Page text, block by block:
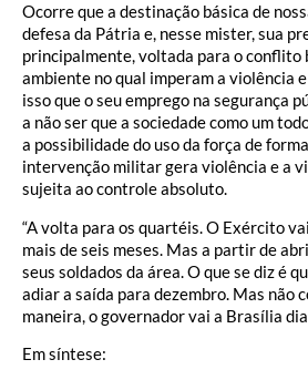
Ocorre que a destinação básica de
defesa da Pátria e, nesse mister, sua
principalmente, voltada para o conflito
ambiente no qual imperam a violência
isso que o seu emprego na segurança
a não ser que a sociedade como um
a possibilidade do uso da força de
intervenção militar gera violência e a
sujeita ao controle absoluto.
“A volta para os quartéis. O Exército
mais de seis meses. Mas a partir de
seus soldados da área. O que se diz é
adiar a saída para dezembro. Mas não
maneira, o governador vai a Brasília
Em síntese: